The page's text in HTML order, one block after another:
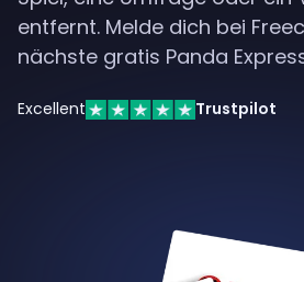
entfernt. Melde dich bei
nächste gratis Panda
Excellent Trustpilot